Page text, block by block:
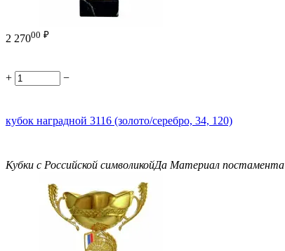
2 27000 ₽
+ −
кубок наградной 3116 (золото/серебро, 34, 120)
Кубки с Российской символикойДа Материал постамента